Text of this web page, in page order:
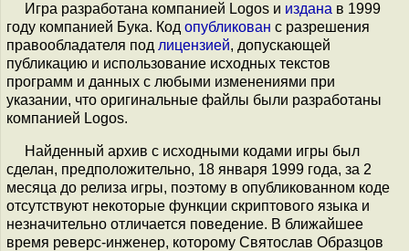
Игра разработана компанией Logos и издана в 1999
году компанией Бука. Код опубликован с разрешения
правообладателя под лицензией, допускающей
публикацию и использование исходных текстов
программ и данных с любыми изменениями при
указании, что оригинальные файлы были разработаны
компанией Logos.
Найденный архив с исходными кодами игры был
сделан, предположительно, 18 января 1999 года, за 2
месяца до релиза игры, поэтому в опубликованном коде
отсутствуют некоторые функции скриптового языка и
незначительно отличается поведение. В ближайшее
время реверс-инженер, которому Святослав Образцов